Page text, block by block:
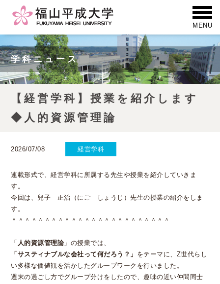
学科ニュース
【経営学科】授業を紹介します
◆人的資源管理論
2026/07/08 経営学科
連載形式で、経営学科に所属する先生や授業を紹介していきま
す。
今回は、 兒子 正治（にご しょうじ）先生の授業の紹介をしま
す。
＾＾＾＾＾＾＾＾＾＾＾＾＾＾＾＾＾＾＾＾＾＾＾＾
「 人的資源管理論 」の授業では、
「サスティナブルな会社って何だろう？」 をテーマに、 Z世代らし
い多様な価値観を活かしたグループワークを行いました。
週末の過ごし方でグループ分けをしたので、趣味の近い仲間同士